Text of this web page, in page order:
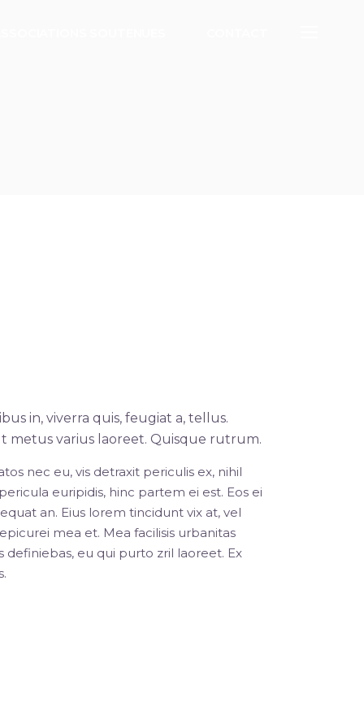
in, viverra quis, feugiat a, tellus.
metus varius laoreet. Quisque rutrum.
nec eu, vis detraxit periculis ex, nihil
euripidis, hinc partem ei est. Eos ei
an. Eius lorem tincidunt vix at, vel
mea et. Mea facilisis urbanitas
definiebas, eu qui purto zril laoreet. Ex